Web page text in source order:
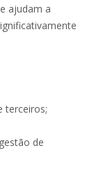
ajudam a
terceiros;
de